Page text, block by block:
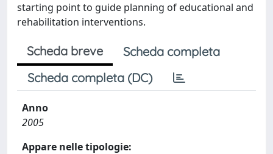
starting point to guide planning of educational and
rehabilitation interventions.
Scheda breve
Scheda completa
Scheda completa (DC)
Anno
2005
Appare nelle tipologie: